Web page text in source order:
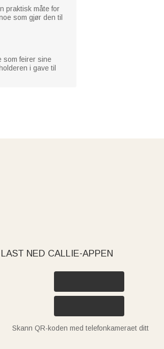
praktisk måte for
som gjør den til
som feirer sine
i gave til
LAST NED CALLIE-APPEN
Skann QR-koden med telefonkameraet ditt